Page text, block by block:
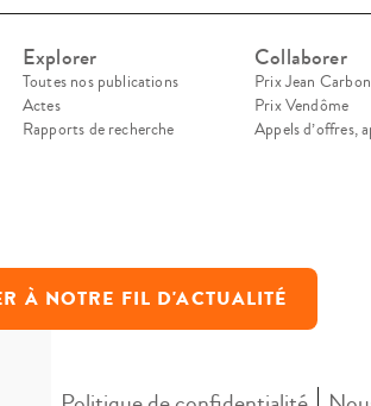
Explorer
Toutes nos publications
Actes
Rapports de recherche
Collaborer
Prix Jean
Prix Vendôme
Appels d’offres,
À NOTRE FIL D'ACTUALITÉ